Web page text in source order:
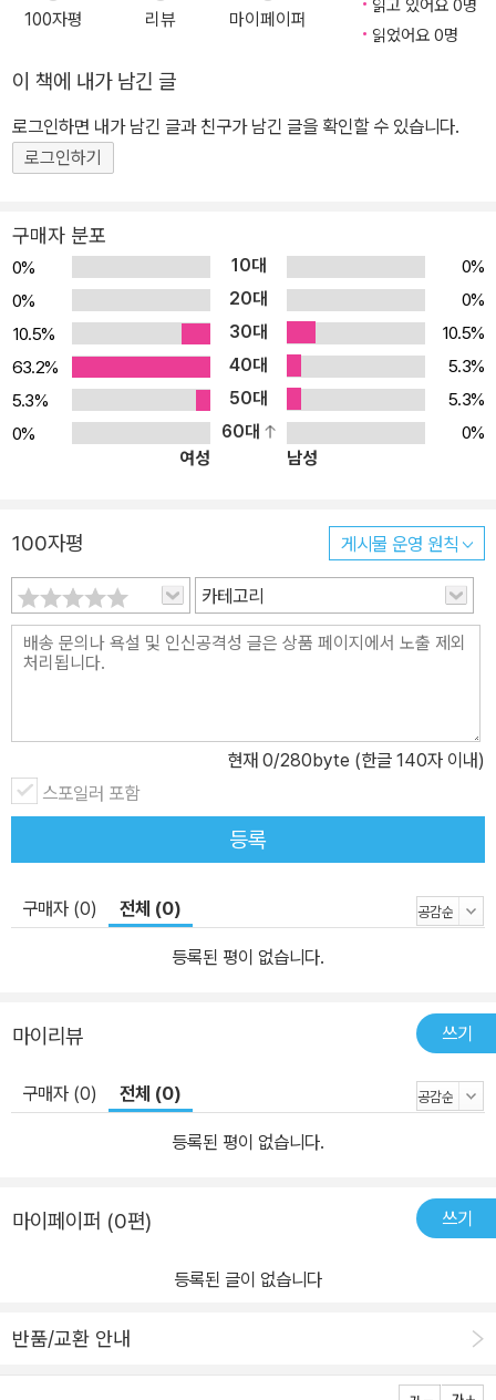
학교 생활에 적응해 나갑니다. 하루는 지서가 승아에게 아주 무서운
이 있고, 그 집에 무서운 아저씨가 산다고 합니다. ‘골목에서 시끄럽게
떠들고 말썽 피우는 애를 골라다가 우물 속에 던져 넣는대.’(본문 24
쪽) 승아도 우물집 앞을 지날 때마다 항상 그늘져 있고 으스스해서 등
서 걱정이 이만저만 큰 게 아닙니다. 며칠 후 일요일, 승아는 아빠의
계속되는 재촉으로 배드민턴을 치러 골목 어귀의 공터에 가게 됩니
다. 공터 옆에는 우물집이 붙어 있어서 여간 신경 쓰이는 게 아닙니다.
그런데 실수로 셔틀콕이 우물집으로 넘어가자, 아빠는 승아에게 용기
를 키워 줄 요량으로 옆에서 지켜볼 테니 우물집에 가서 공을 찾아오
라고 시킵니다. 승아는 두렵지만 용기를 내어 우물집 초인종을 누르
자, 대문을 열고 나온 사람은 무서운 아저씨가 아닌 대학생쯤 되어 보
이는 오빠입니다. 얼굴색이 파리하고, 힘이 없어 보입니다. 우물집 오
빠 도움 덕분에 승아는 셔틀콕을 찾을 수 있게 됩니다. 그날 이후로 승
작합니다. 비가 추적추적 내리는 날, 승아는 우물집의 살짝 열린 대문
틈으로 끔찍한 장면을 목격하게 됩니다. 우물집 오빠가 우물에 아이
를 빠트리는 걸 보게 된 거죠. 기겁을 하며 달아나는 승아! 정말 우물
집 괴담은 아이들 사이에서 떠도는 소문이 아니라 사실이었던 걸까
요? 승아는 마음속에서 요동치는 불안을 애써 누르며 우물집을 다시
오빠에게 어떤 안타까운 일이 있었는지 알게 됩니다. 승아는 자신처
럼 오빠도 걱정 많고 불안함으로 마음고생을 하는 사람이라는 걸 알
게 되면서 마음속 이야기를 나누는 친한 사이가 됩니다. 승아는 오빠
덕분에 자신의 단점인 겁 많고 소심한 성격에서 조금씩 벗어나게 되
기를 찾게 됩니다. 이 동화를 다 읽고 나면 승아와 오빠에게 삶의 용기
를 찾아 준 우물과, 그것에 얽힌 사연이 독자들의 기억에 잔잔히 남을
것입니다. 마치 ‘우물 안에는 파란 하늘이 가득 담겨 있’(본문 160쪽)
100자평 리뷰 마이페이퍼
읽고 있어요 0명
읽었어요 0명
이 책에 내가 남긴 글
로그인하면 내가 남긴 글과 친구가 남긴 글을 확인할 수 있습니다.
로그인하기
구매자 분포
0% 10대
0%
0%
20대
0%
10.5%
30대
10.5%
63.2%
40대
5.3%
5.3%
50대
5.3%
0%
60대
0%
여성
남성
100자평 게시물 운영 원칙
카테고리
현재 0/280byte (한글 140자 이내)
스포일러 포함
등록
구매자 (0) 전체 (0)
등록된 평이 없습니다.
마이리뷰 쓰기
구매자 (0) 전체 (0)
등록된 평이 없습니다.
마이페이퍼 (0편) 쓰기
등록된 글이 없습니다
반품/교환 안내